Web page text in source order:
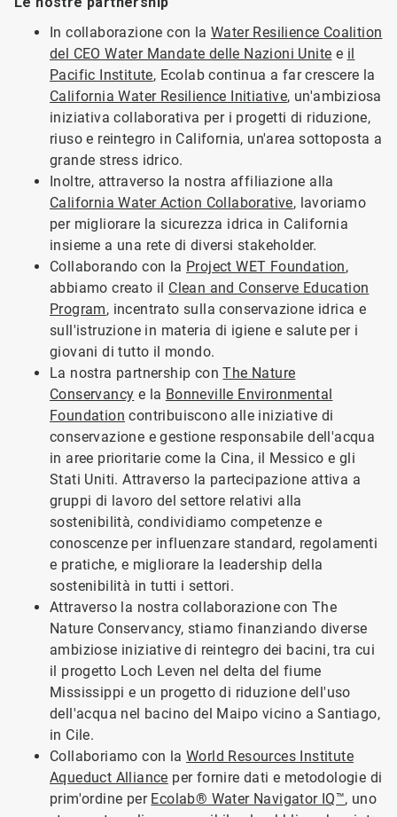
In collaborazione con la Water Resilience Coalition
del CEO Water Mandate delle Nazioni Unite e il
Pacific Institute, Ecolab continua a far crescere la
California Water Resilience Initiative, un'ambiziosa
iniziativa collaborativa per i progetti di riduzione,
riuso e reintegro in California, un'area sottoposta a
grande stress idrico.
Inoltre, attraverso la nostra affiliazione alla
California Water Action Collaborative, lavoriamo
per migliorare la sicurezza idrica in California
insieme a una rete di diversi stakeholder.
Collaborando con la Project WET Foundation,
abbiamo creato il Clean and Conserve Education
Program, incentrato sulla conservazione idrica e
sull'istruzione in materia di igiene e salute per i
giovani di tutto il mondo.
La nostra partnership conThe Nature
Conservancy e la Bonneville Environmental
Foundation contribuiscono alle iniziative di
conservazione e gestione responsabile dell'acqua
in aree prioritarie come la Cina, il Messico e gli
Stati Uniti. Attraverso la partecipazione attiva a
gruppi di lavoro del settore relativi alla
sostenibilità, condividiamo competenze e
conoscenze per influenzare standard, regolamenti
e pratiche, e migliorare la leadership della
sostenibilità in tutti i settori.
Attraverso la nostra collaborazione con The
Nature Conservancy, stiamo finanziando diverse
ambiziose iniziative di reintegro dei bacini, tra cui
il progetto Loch Leven nel delta del fiume
Mississippi e un progetto di riduzione dell'uso
dell'acqua nel bacino del Maipo vicino a Santiago,
in Cile.
Collaboriamo con la World Resources Institute
Aqueduct Alliance per fornire dati e metodologie di
prim'ordine per Ecolab® Water Navigator IQ™, uno